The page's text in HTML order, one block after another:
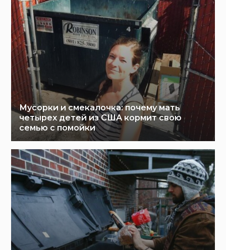
Мусорки и смекалочка: почему мать
четырех детей из США кормит свою
семью с помойки